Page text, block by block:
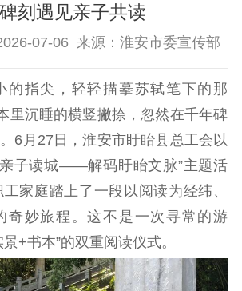
年度报
政策法规
工作动态
理论武装
哲学社科
刻遇见亲子共读
07-06 来源：淮安市委宣传部
指尖，轻轻描摹苏轼笔下的那
里沉睡的横竖撇捺，忽然在千年碑
6月27日，淮安市盱眙县总工会以
亲子读城——解码盱眙文脉”主题活
家庭踏上了一段以阅读为经纬、
奇妙旅程。这不是一次寻常的游
+书本”的双重阅读仪式。